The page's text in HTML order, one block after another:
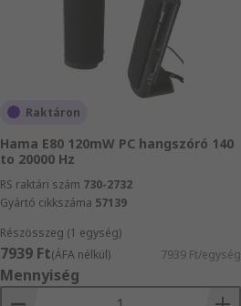
Raktáron
Hama E80 120mW PC hangszóró 140
to 20000 Hz
RS raktári szám 730-2732
Gyártó cikkszáma 57139
Részösszeg (1 egység)
7939 Ft(ÁFA nélkül) 7939 Ft/egység
Mennyiség